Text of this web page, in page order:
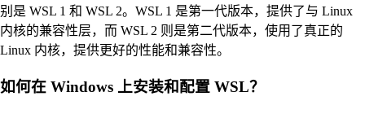
别是 WSL 1 和 WSL 2。WSL 1 是第一代版本，提供了与 Linux
内核的兼容性层，而 WSL 2 则是第二代版本，使用了真正的
Linux 内核，提供更好的性能和兼容性。
如何在 Windows 上安装和配置 WSL？